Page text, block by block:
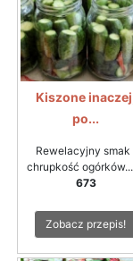
Kiszone
po...
Rewelacyjny smak
chrupkość ogórków...
673
Zobacz przepis!